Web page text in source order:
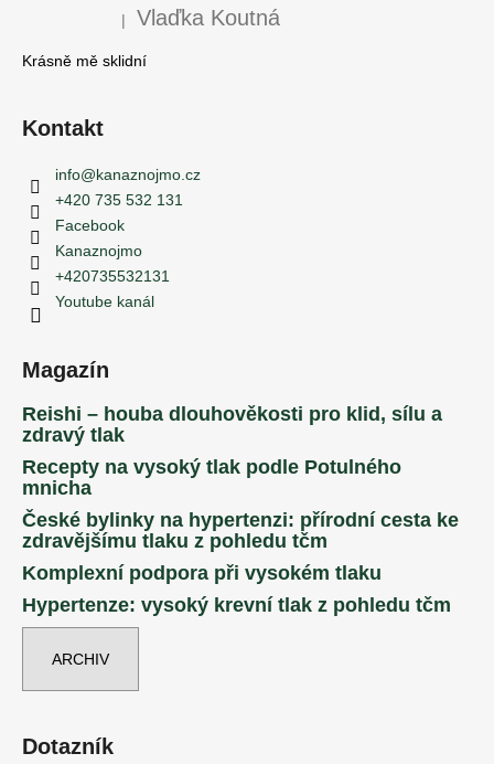
Hodnocení produktu je 5 z 5 hvězdiček.
| Vlaďka Koutná
Krásně mě sklidní
Kontakt
info@kanaznojmo.cz
+420 735 532 131
Facebook
Kanaznojmo
+420735532131
Youtube kanál
Magazín
Reishi – houba dlouhověkosti pro klid, sílu a
zdravý tlak
Recepty na vysoký tlak podle Potulného
mnicha
České bylinky na hypertenzi: přírodní cesta ke
zdravějšímu tlaku z pohledu tčm
Komplexní podpora při vysokém tlaku
Hypertenze: vysoký krevní tlak z pohledu tčm
ARCHIV
Dotazník